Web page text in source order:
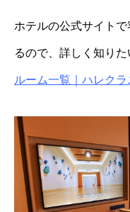
ホテルの公式サイト
るので、詳しく知りた
ルーム一覧｜ハレクラ